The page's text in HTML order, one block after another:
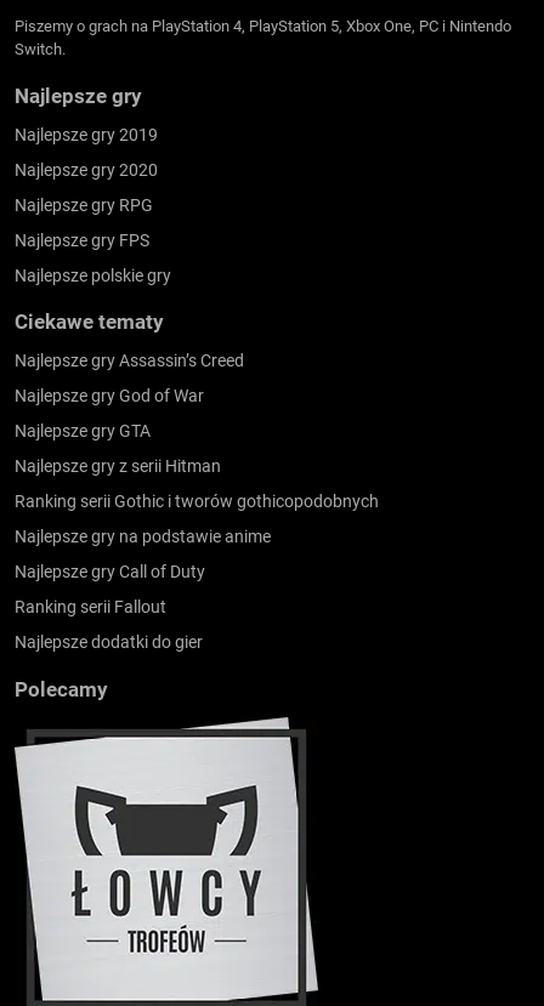
Piszemy o grach na PlayStation 4, PlayStation 5, Xbox One, PC i Nintendo
Switch.
Najlepsze gry
Najlepsze gry 2019
Najlepsze gry 2020
Najlepsze gry RPG
Najlepsze gry FPS
Najlepsze polskie gry
Ciekawe tematy
Najlepsze gry Assassin’s Creed
Najlepsze gry God of War
Najlepsze gry GTA
Najlepsze gry z serii Hitman
Ranking serii Gothic i tworów gothicopodobnych
Najlepsze gry na podstawie anime
Najlepsze gry Call of Duty
Ranking serii Fallout
Najlepsze dodatki do gier
Polecamy